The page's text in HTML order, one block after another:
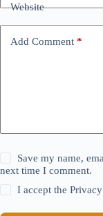
Website
Add Comment *
Save my name,
next time I comment.
I accept the